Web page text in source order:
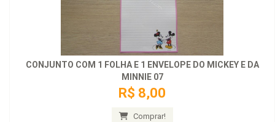
CONJUNTO COM 1 FOLHA E 1 ENVELOPE DO MICKEY E DA
MINNIE 07
R$ 8,00
Comprar!